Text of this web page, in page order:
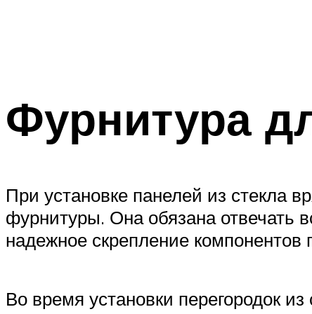
Фурнитура
При установке панелей из стекла
фурнитуры. Она обязана отвечать
надежное скрепление компонентов
Во время установки перегородок